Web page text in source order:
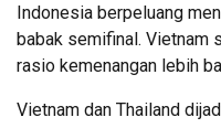
Indonesia berpeluang
babak semifinal. Vietnam
rasio kemenangan lebih
Vietnam dan Thailand